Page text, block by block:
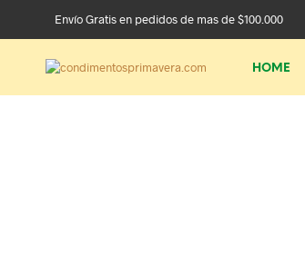
Envío Gratis en pedidos de mas de $100.000
HOME